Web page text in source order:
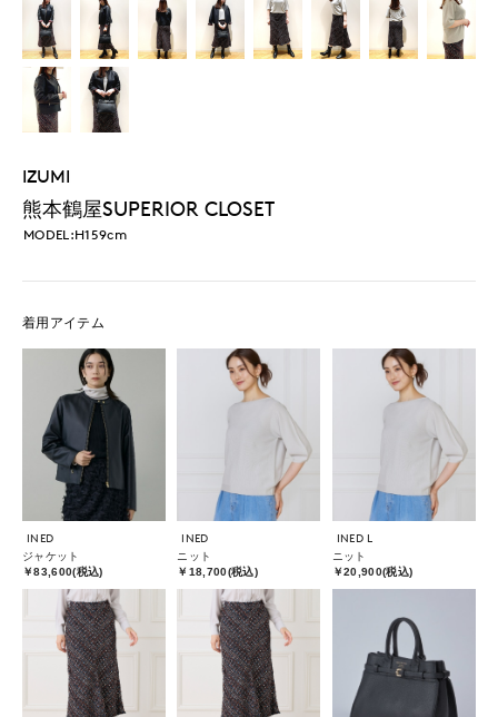
IZUMI
熊本鶴屋SUPERIOR CLOSET
MODEL:H159cm
着用アイテム
INED
ジャケット
￥83,600(税込)
INED
ニット
￥18,700(税込)
INED L
ニット
￥20,900(税込)